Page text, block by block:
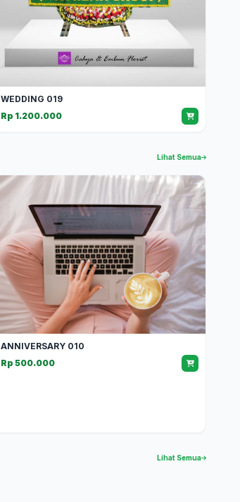
WEDDING 019
Rp 1.200.000
Lihat Semua
ANNIVERSARY 010
Rp 500.000
Lihat Semua